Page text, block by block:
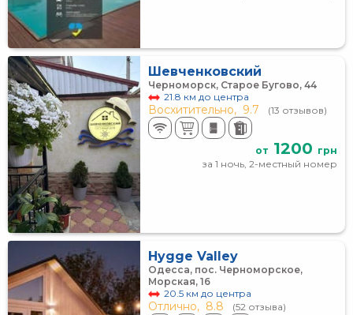
Шевченковский
Черноморск, Старое Бугово, 44
21.8 км до центра
Восхитительно, 9.7 (13 отзывов)
от 1200 грн
за 1 ночь, 2-местный номер
Hygge Valley
Одесса, пос. Черноморское,
Морская, 16
20.5 км до центра
Отлично, 8.8 (52 отзыва)